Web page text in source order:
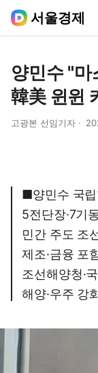
서울경제
양민수 "마
韓美 윈윈
고광본 선임기자
■양민수 국
5전단장·7기
민간 주도 조
제조·금융 포
조선해양청·
해양·우주 강